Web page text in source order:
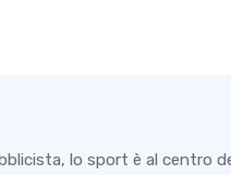
lo sport è al centro